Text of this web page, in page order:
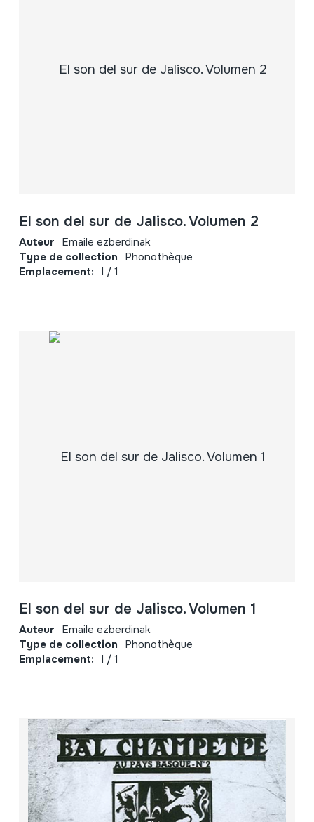
El son del sur de Jalisco. Volumen 2
Auteur Emaile ezberdinak
Type de collection Phonothèque
Emplacement: I / 1
El son del sur de Jalisco. Volumen 1
Auteur Emaile ezberdinak
Type de collection Phonothèque
Emplacement: I / 1